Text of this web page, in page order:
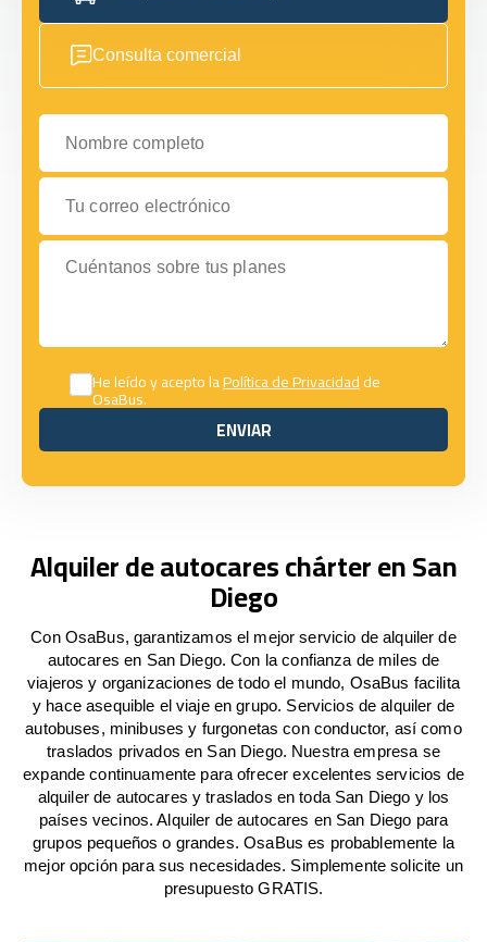
Consulta comercial
Nombre completo
Tu correo electrónico
Cuéntanos sobre tus planes
He leído y acepto laPolítica de Privacidadde
OsaBus.
ENVIAR
ENVIAR
Alquiler de autocares chárter en San
Diego
Con OsaBus, garantizamos el mejor servicio de alquiler de
autocares en San Diego. Con la confianza de miles de
viajeros y organizaciones de todo el mundo, OsaBus facilita
y hace asequible el viaje en grupo. Servicios de alquiler de
autobuses, minibuses y furgonetas con conductor, así como
traslados privados en San Diego. Nuestra empresa se
expande continuamente para ofrecer excelentes servicios de
alquiler de autocares y traslados en toda San Diego y los
países vecinos. Alquiler de autocares en San Diego para
grupos pequeños o grandes. OsaBus es probablemente la
mejor opción para sus necesidades. Simplemente solicite un
presupuesto GRATIS.